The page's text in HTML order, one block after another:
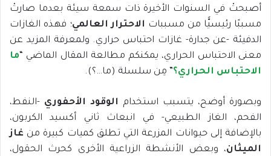
أصبحتْ في السنوات الأخيرة ذات سمعة سيئة بعدما صارتْ
مسببًا رئيسيًّا من مسببات الاحترار العالمي؛ فهذه الغازات
الدفيئة -عن جدارة- غازات احتباس حراري. ولمعرفة المزيد عن
معنى الاحتباس الحراري، يمكنكم مطالعة المقال الماضي “ما
الاحتباس الحراري؟” مِن سلسلة (ما…؟).
وبصورة أوضح، يتسبب استخدام الوقود الأحفوري -النفط،
الفحم، الغاز الطبيعي- في انبعاث ثاني أكسيد الكربون،
بالإضافة إلى حيوانات المزرعة التي تطلق كميات كبيرة من غاز
الميثان، وبعض الأنشطة الزراعية الأخرى كحرث الحقول،